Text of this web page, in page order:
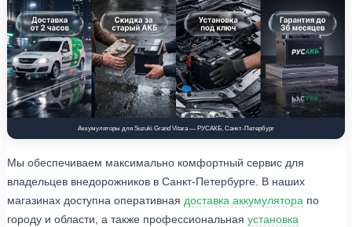
Аккумуляторы для Suzuki Grand Vitara — РУСАКБ, Санкт-Петербург
Мы обеспечиваем максимально комфортный сервис для
владельцев внедорожников в Санкт-Петербурге. В наших
магазинах доступна оперативная доставка аккумулятора по
городу и области, а также профессиональная установка